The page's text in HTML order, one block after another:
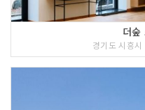
더숲
경기도 시흥